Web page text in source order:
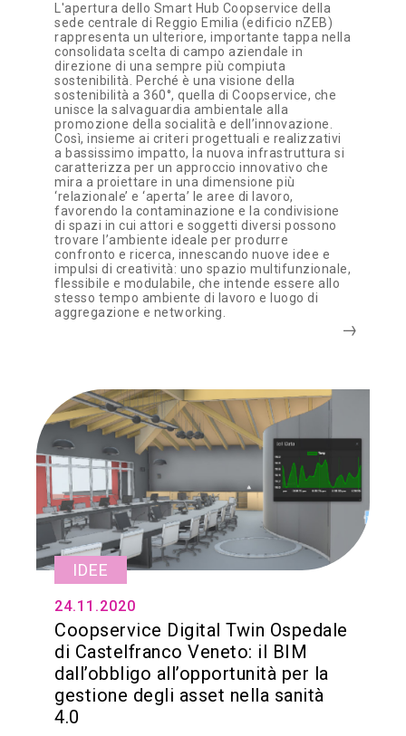
L'apertura dello Smart Hub Coopservice della
sede centrale di Reggio Emilia (edificio nZEB)
rappresenta un ulteriore, importante tappa nella
consolidata scelta di campo aziendale in
direzione di una sempre più compiuta
sostenibilità. Perché è una visione della
sostenibilità a 360°, quella di Coopservice, che
unisce la salvaguardia ambientale alla
promozione della socialità e dell’innovazione.
Così, insieme ai criteri progettuali e realizzativi
a bassissimo impatto, la nuova infrastruttura si
caratterizza per un approccio innovativo che
mira a proiettare in una dimensione più
‘relazionale’ e ‘aperta’ le aree di lavoro,
favorendo la contaminazione e la condivisione
di spazi in cui attori e soggetti diversi possono
trovare l’ambiente ideale per produrre
confronto e ricerca, innescando nuove idee e
impulsi di creatività: uno spazio multifunzionale,
flessibile e modulabile, che intende essere allo
stesso tempo ambiente di lavoro e luogo di
aggregazione e networking.
IDEE
24.11.2020
Coopservice Digital Twin Ospedale
di Castelfranco Veneto: il BIM
dall’obbligo all’opportunità per la
gestione degli asset nella sanità
4.0